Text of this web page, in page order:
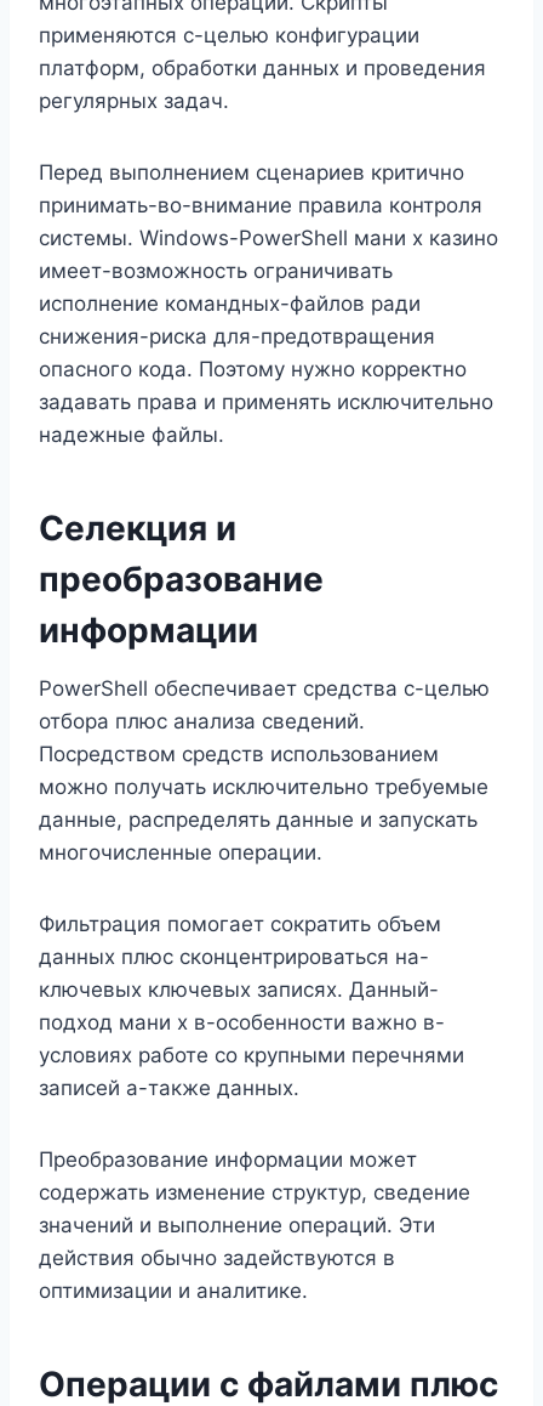
применяются с-целью конфигурации
платформ, обработки данных и проведения
регулярных задач.
Перед выполнением сценариев критично
принимать-во-внимание правила контроля
системы. Windows-PowerShell мани х казино
имеет-возможность ограничивать
исполнение командных-файлов ради
снижения-риска для-предотвращения
опасного кода. Поэтому нужно корректно
задавать права и применять исключительно
надежные файлы.
Селекция и
преобразование
информации
PowerShell обеспечивает средства с-целью
отбора плюс анализа сведений.
Посредством средств использованием
можно получать исключительно требуемые
данные, распределять данные и запускать
многочисленные операции.
Фильтрация помогает сократить объем
данных плюс сконцентрироваться на-
ключевых ключевых записях. Данный-
подход мани х в-особенности важно в-
условиях работе со крупными перечнями
записей а-также данных.
Преобразование информации может
содержать изменение структур, сведение
значений и выполнение операций. Эти
действия обычно задействуются в
оптимизации и аналитике.
Операции с файлами плюс